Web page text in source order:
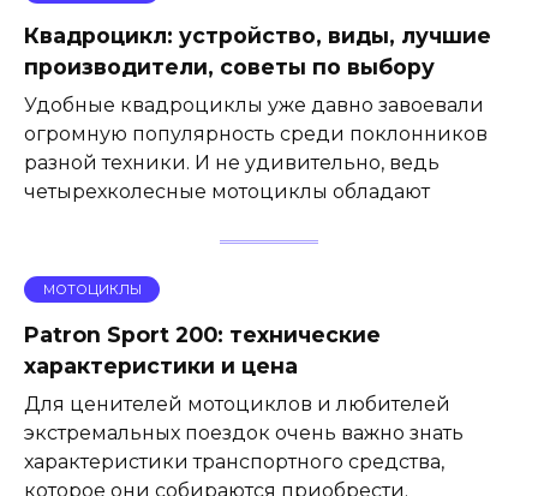
Квадроцикл: устройство, виды, лучшие
производители, советы по выбору
Удобные квадроциклы уже давно завоевали
огромную популярность среди поклонников
разной техники. И не удивительно, ведь
четырехколесные мотоциклы обладают
МОТОЦИКЛЫ
Patron Sport 200: технические
характеристики и цена
Для ценителей мотоциклов и любителей
экстремальных поездок очень важно знать
характеристики транспортного средства,
которое они собираются приобрести.